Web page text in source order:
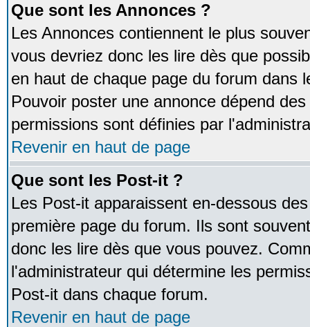
Que sont les Annonces ?
Les Annonces contiennent le plus
vous devriez donc les lire dès que
en haut de chaque page du forum dans
Pouvoir poster une annonce dépend
permissions sont définies par
Revenir en haut de page
Que sont les Post-it ?
Les Post-it apparaissent en-dessous
première page du forum. Ils sont
donc les lire dès que vous pouvez.
l'administrateur qui détermine les
Post-it dans chaque forum.
Revenir en haut de page